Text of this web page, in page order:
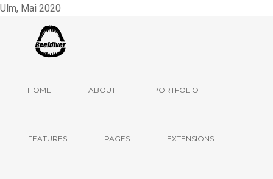
Ulm, Mai 2020
HOME ABOUT PORTFOLIO
FEATURES PAGES EXTENSIONS